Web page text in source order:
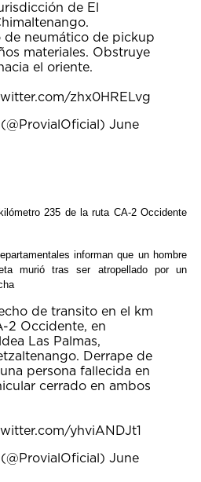
de El
de neumático de pickup
materiales. Obstruye
el oriente.
zhx0HRELvg
June
235 de la ruta CA-2 Occidente
informan que un hombre
murió tras ser atropellado por un
de transito en el km
2 Occidente, en
Las Palmas,
Derrape de
persona fallecida en
cerrado en ambos
yhviANDJt1
June